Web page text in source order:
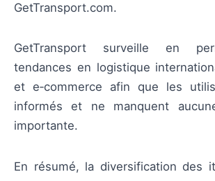
GetTransport.com.
GetTransport surveille en
tendances en logistique
et e‑commerce afin que les
informés et ne manquent
importante.
En résumé, la diversification des